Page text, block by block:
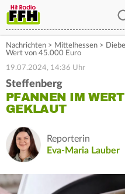
Nachrichten > Mittelhessen >
Wert von 45.000 Euro
19.07.2024, 14:36 Uhr
Steffenberg
PFANNEN IM
GEKLAUT
Reporterin
Eva-Maria Lauber